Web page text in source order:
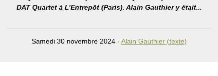
DAT Quartet à L’Entrepôt (Paris). Alain Gauthier y était...
Samedi 30 novembre 2024 - Alain Gauthier (texte)